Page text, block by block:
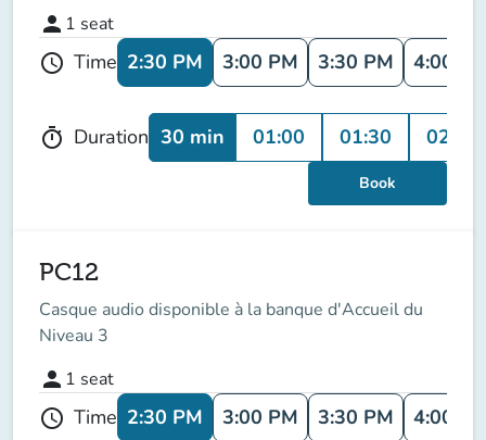
person 1 seat
schedule Time 2:30 PM 3:00 PM 3:30 PM 4:00
timer Duration 30 min 01:00 01:30 02:00
Book
PC12
Casque audio disponible à la banque d'Accueil du
Niveau 3
person 1 seat
schedule Time 2:30 PM 3:00 PM 3:30 PM 4:00